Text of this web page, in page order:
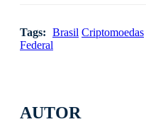
AUTOR
Tags: Brasil Criptomoedas
Federal